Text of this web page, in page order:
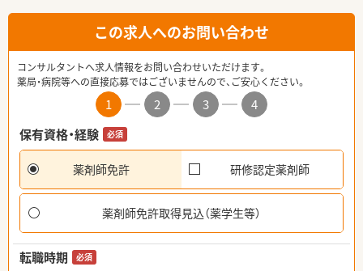
この求人へのお問い合わせ
コンサルタントへ求人情報をお問い合わせいただけます。
薬局・病院等への直接応募ではございませんので、ご安心ください。
1 2 3
4
保有資格・経験
必須
薬剤師免許 研修認定薬剤師
薬剤師免許取得見込（薬学生等）
転職時期 必須